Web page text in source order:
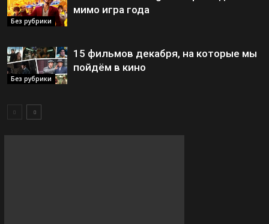
Без рубрики
мимо игра года
Без рубрики
15 фильмов декабря, на которые мы
пойдём в кино